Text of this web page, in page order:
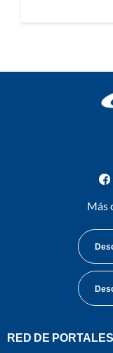
Más
RED DE PORTALES